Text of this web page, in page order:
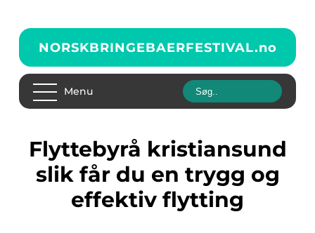
NORSKBRINGEBAERFESTIVAL.no
Menu
Flyttebyrå kristiansund
slik får du en trygg og
effektiv flytting